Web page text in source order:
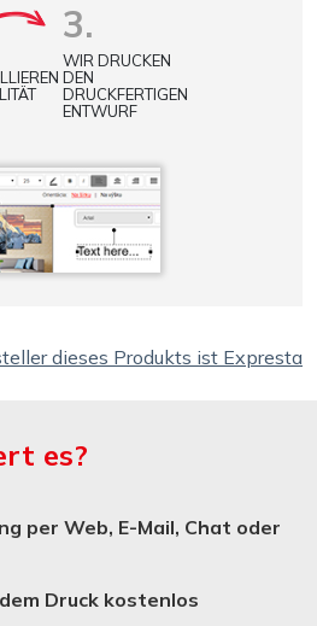
3.
WIR DRUCKEN
DEN
DRUCKFERTIGEN
ENTWURF
dieses Produkts ist Expresta
es?
per Web, E-Mail, Chat oder
Druck kostenlos